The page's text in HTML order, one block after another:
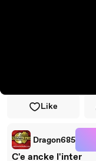
Like
Dragon685
C'e ancke l'inter